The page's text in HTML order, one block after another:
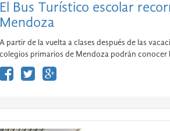
El Bus Turístico escolar
Mendoza
A partir de la vuelta a clases después de las
colegios primarios de Mendoza podrán conocer